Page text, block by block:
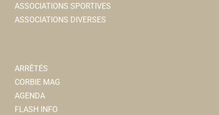
ASSOCIATIONS SPORTIVES
ASSOCIATIONS DIVERSES
ARRÊTÉS
CORBIE MAG
AGENDA
FLASH INFO